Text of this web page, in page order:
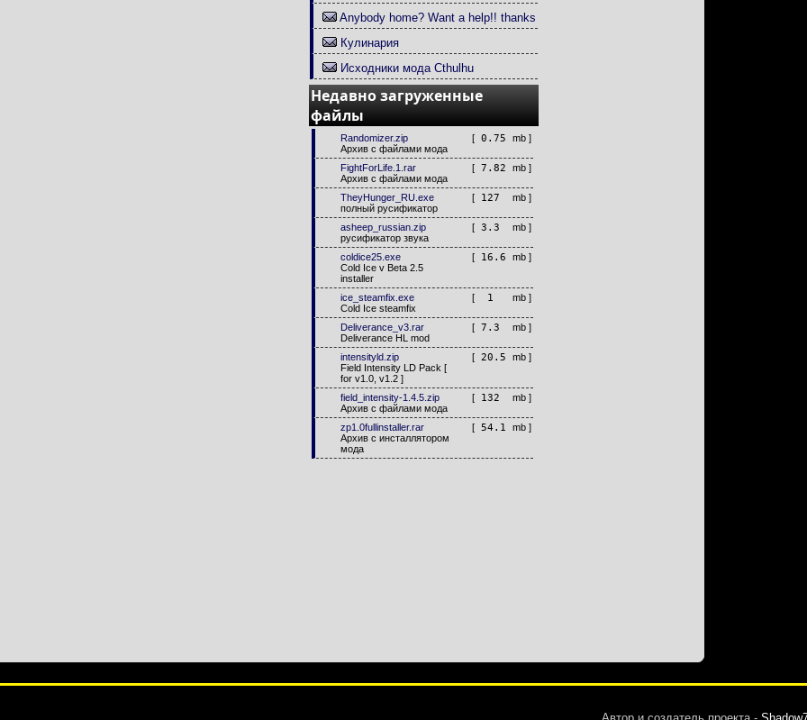
Anybody home? Want a help!! thanks
Кулинария
Исходники мода Cthulhu
Недавно загруженные
файлы
Randomizer.zip
Архив с файлами мода
[ 0.75 mb ]
FightForLife.1.rar
Архив с файлами мода
[ 7.82 mb ]
TheyHunger_RU.exe
полный русификатор
[ 127 mb ]
asheep_russian.zip
русификатор звука
[ 3.3 mb ]
coldice25.exe
Cold Ice v Beta 2.5
installer
[ 16.6 mb ]
ice_steamfix.exe
Cold Ice steamfix
[ 1 mb ]
Deliverance_v3.rar
Deliverance HL mod
[ 7.3 mb ]
intensityld.zip
Field Intensity LD Pack [
for v1.0, v1.2 ]
[ 20.5 mb ]
field_intensity-1.4.5.zip
Архив с файлами мода
[ 132 mb ]
zp1.0fullinstaller.rar
Архив с инсталлятором
мода
[ 54.1 mb ]